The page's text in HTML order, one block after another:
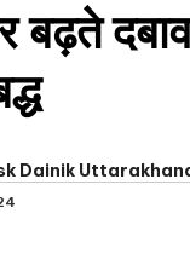
पर बढ़ते
Dainik